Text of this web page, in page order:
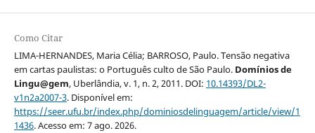
Como Citar
LIMA-HERNANDES, Maria Célia; BARROSO, Paulo. Tensão negativa
em cartas paulistas: o Português culto de São Paulo. Domínios de
Lingu@gem, Uberlândia, v. 1, n. 2, 2011. DOI: 10.14393/DL2-
v1n2a2007-3. Disponível em:
https://seer.ufu.br/index.php/dominiosdelinguagem/article/view/1
1436. Acesso em: 7 ago. 2026.